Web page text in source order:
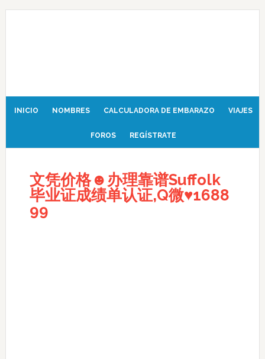
INICIO NOMBRES CALCULADORA DE EMBARAZO VIAJES
FOROS REGÍSTRATE
文凭价格☻办理靠谱Suffolk
毕业证成绩单认证,Q微♥1688
99